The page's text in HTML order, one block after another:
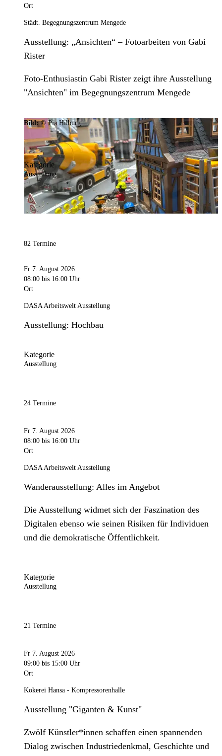
Ort
Städt. Begegnungszentrum Mengede
Ausstellung: „Ansichten“ – Fotoarbeiten von Gabi
Rister
Foto-Enthusiastin Gabi Rister zeigt ihre Ausstellung
"Ansichten" im Begegnungszentrum Mengede
Bild:© Pia Hilburg
Kategorie
Ausstellung
82 Termine
Fr 7. August 2026
08:00 bis 16:00 Uhr
Ort
DASA Arbeitswelt Ausstellung
Ausstellung: Hochbau
Kategorie
Ausstellung
24 Termine
Fr 7. August 2026
08:00 bis 16:00 Uhr
Ort
DASA Arbeitswelt Ausstellung
Wanderausstellung: Alles im Angebot
Die Ausstellung widmet sich der Faszination des
Digitalen ebenso wie seinen Risiken für Individuen
und die demokratische Öffentlichkeit.
Kategorie
Ausstellung
21 Termine
Fr 7. August 2026
09:00 bis 15:00 Uhr
Ort
Kokerei Hansa - Kompressorenhalle
Ausstellung "Giganten & Kunst"
Zwölf Künstler*innen schaffen einen spannenden
Dialog zwischen Industriedenkmal, Geschichte und